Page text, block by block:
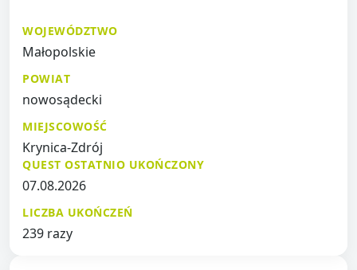
WOJEWÓDZTWO
Małopolskie
POWIAT
nowosądecki
MIEJSCOWOŚĆ
Krynica-Zdrój
QUEST OSTATNIO UKOŃCZONY
07.08.2026
LICZBA UKOŃCZEŃ
239 razy